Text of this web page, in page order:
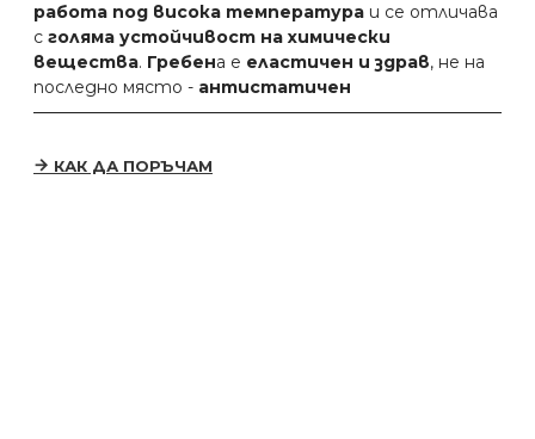
работа под висока температура и се отличава
с голяма устойчивост на химически
вещества. Гребена е еластичен и здрав, не на
последно място - антистатичен
КАК ДА ПОРЪЧАМ